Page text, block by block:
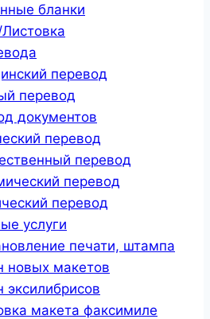
бланки
перевод
перевод
документов
перевод
перевод
перевод
перевод
услуги
печати, штампа
новых макетов
эксилибрисов
макета факсимиле